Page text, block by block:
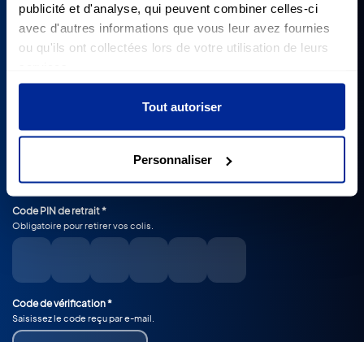
publicité et d'analyse, qui peuvent combiner celles-ci
avec d'autres informations que vous leur avez fournies
ou qu'ils ont collectées lors de votre utilisation de leurs
Tout autoriser
Personnaliser
Réunion
+262
Confirmer le mot de passe *
Code PIN de retrait *
Obligatoire pour retirer vos colis.
Code de vérification *
Saisissez le code reçu par e-mail.